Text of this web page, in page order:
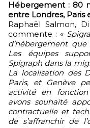
Hébergement : 80
entre Londres, Paris
Raphaël Salmon,
commente : «
d’hébergement
Les équipes
Spigraph dans la
La localisation des
Paris, et Genève
activité en fonction
avons souhaité
contractuelle et
de s’affranchir de